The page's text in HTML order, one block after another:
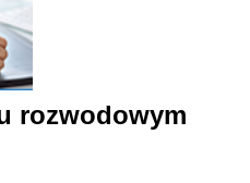
rozwodowym